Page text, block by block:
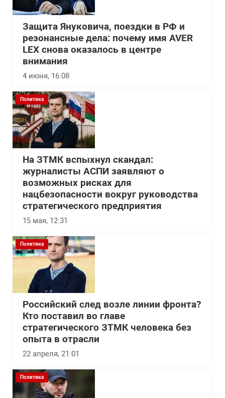
Защита Януковича, поездки в РФ и
резонансные дела: почему имя AVER
LEX снова оказалось в центре
внимания
4 июня, 16:08
Политика
На ЗТМК вспыхнул скандал:
журналисты АСПИ заявляют о
возможных рисках для
нацбезопасности вокруг руководства
стратегического предприятия
15 мая, 12:31
Политика
Российский след возле линии фронта?
Кто поставил во главе
стратегического ЗТМК человека без
опыта в отрасли
22 апреля, 21:01
Политика